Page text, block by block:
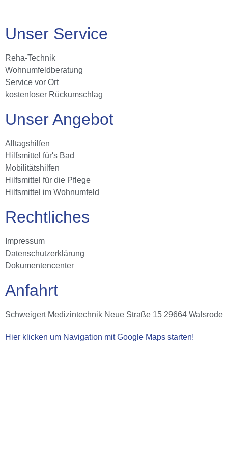
Unser Service
Reha-Technik
Wohnumfeldberatung
Service vor Ort
kostenloser Rückumschlag
Unser Angebot
Alltagshilfen
Hilfsmittel für's Bad
Mobilitätshilfen
Hilfsmittel für die Pflege
Hilfsmittel im Wohnumfeld
Rechtliches
Impressum
Datenschutzerklärung
Dokumentencenter
Anfahrt
Schweigert Medizintechnik Neue Straße 15 29664 Walsrode
Hier klicken um Navigation mit Google Maps starten!